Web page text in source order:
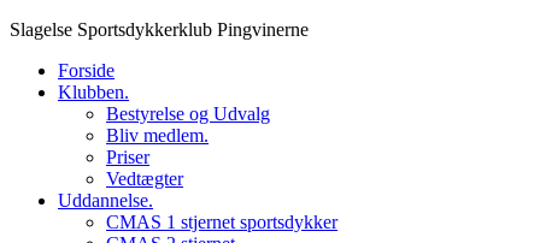
Skip
content
Slagelse Sportsdykkerklub Pingvinerne
Forside
Klubben.
Bestyrelse og Udvalg
Bliv medlem.
Priser
Vedtægter
Uddannelse.
CMAS 1 stjernet sportsdykker